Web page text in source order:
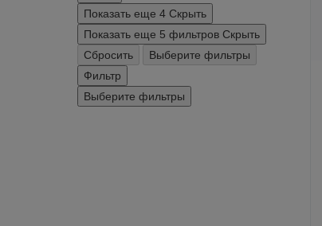
Показать еще 4 Скрыть
Показать еще 5 фильтров Скрыть
Сбросить
Выберите фильтры
Фильтр
Выберите фильтры